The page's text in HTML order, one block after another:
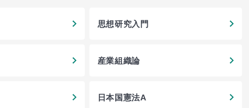
思想研究入門
産業組織論
日本国憲法A